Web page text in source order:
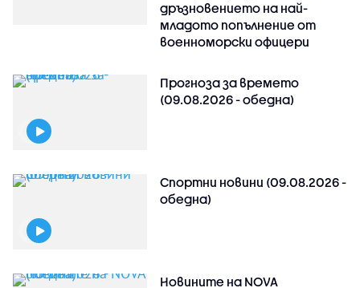
дръзновението на най-
младото попълнение от
военноморски офицери
Прогноза за времето
(09.08.2026 - обедна)
Спортни новини (09.08.2026 -
обедна)
Новините на NOVA